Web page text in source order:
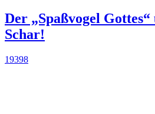
Der „Spaßvogel Gottes“
Schar!
19398